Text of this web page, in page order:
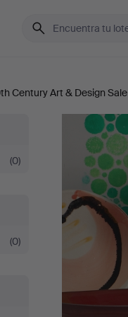
Century Art & Design Sale
(0)
(0)